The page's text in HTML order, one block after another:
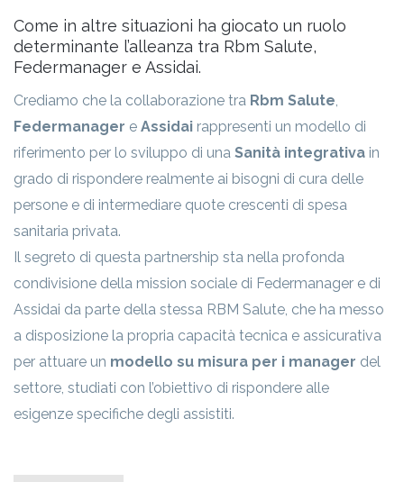
Come in altre situazioni ha giocato un ruolo
determinante l’alleanza tra Rbm Salute,
Federmanager e Assidai.
Crediamo che la collaborazione tra Rbm Salute,
Federmanager e Assidai rappresenti un modello di
riferimento per lo sviluppo di una Sanità integrativa in
grado di rispondere realmente ai bisogni di cura delle
persone e di intermediare quote crescenti di spesa
sanitaria privata.
Il segreto di questa partnership sta nella profonda
condivisione della mission sociale di Federmanager e di
Assidai da parte della stessa RBM Salute, che ha messo
a disposizione la propria capacità tecnica e assicurativa
per attuare un modello su misura per i manager del
settore, studiati con l’obiettivo di rispondere alle
esigenze specifiche degli assistiti.